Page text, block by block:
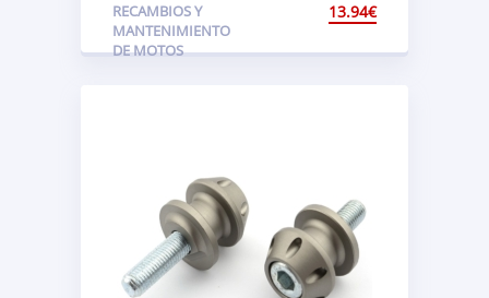
RECAMBIOS Y
MANTENIMIENTO
DE MOTOS
13.94€